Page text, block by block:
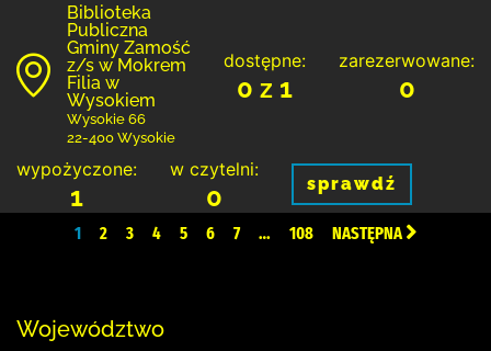
Biblio­teka
Publiczna
Gminy Zamość
z/s w Mokrem
Filia w
Wysokiem
Wysokie 66
22-400 Wysokie
dostępne:
0 z 1
zarezerwowane:
0
wypożyczone:
1
w czytelni:
0 sprawdź
1 2 3 4 5 6 7 … 108 NASTĘPNA
Województwo